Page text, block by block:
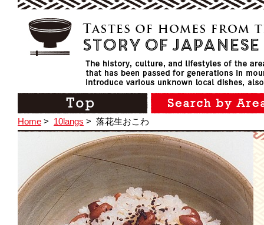
Home > 10langs > 落花生おこわ